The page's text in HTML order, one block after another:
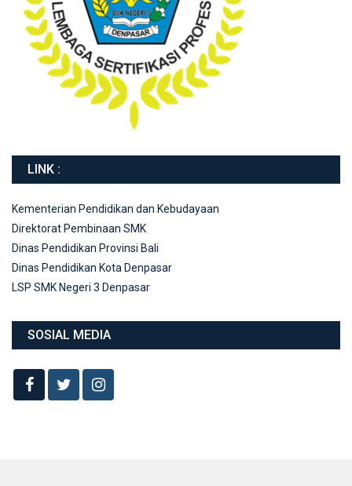
LINK :
Kementerian Pendidikan dan Kebudayaan
Direktorat Pembinaan SMK
Dinas Pendidikan Provinsi Bali
Dinas Pendidikan Kota Denpasar
LSP SMK Negeri 3 Denpasar
SOSIAL MEDIA